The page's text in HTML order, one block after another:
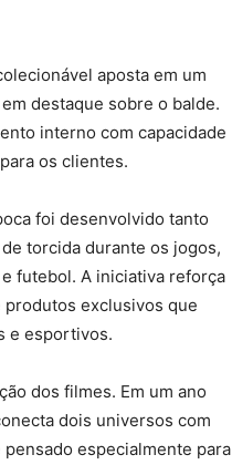
aposta em um
destaque sobre o balde.
interno com capacidade
os clientes.
foi desenvolvido tanto
torcida durante os jogos,
futebol. A iniciativa reforça
exclusivos que
e esportivos.
dos filmes. Em um ano
dois universos com
especialmente para